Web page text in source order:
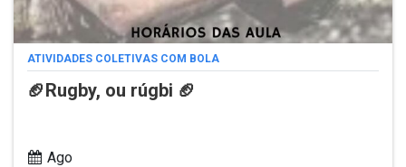
ATIVIDADES COLETIVAS COM BOLA
🏈Rugby, ou rúgbi 🏈
Ago